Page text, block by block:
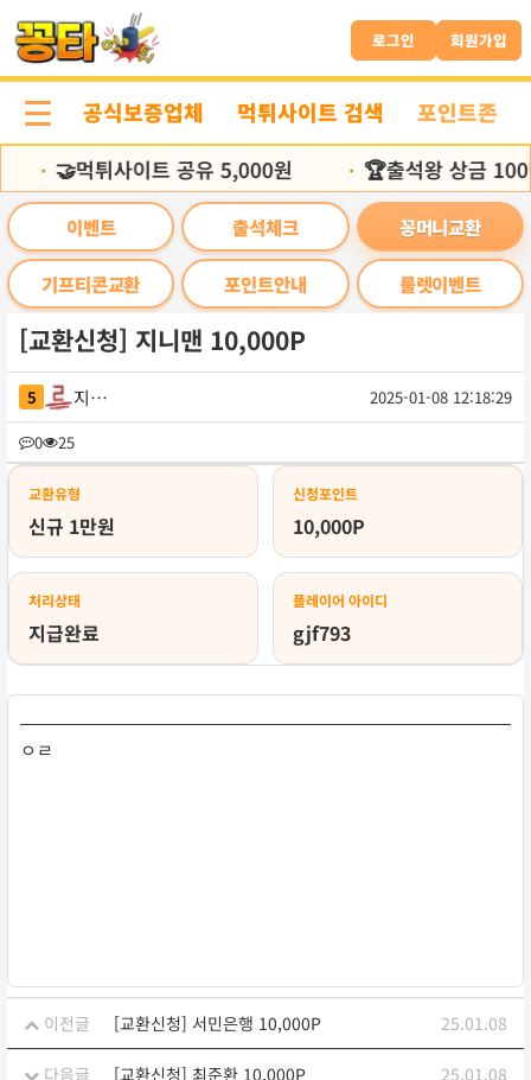
문
로
로그인 회원가입
공식보증업체 먹튀사이트 검색 포인트존
🤝먹튀사이트 공유 5,000원 🏆출석왕 상금 100
이벤트 출석체크 꽁머니교환
기프티콘교환 포인트안내 룰렛이벤트
[교환신청] 지니맨 10,000P
5 지니맨
2025-01-08 12:18:29
0
25
록
교환유형
신규 1만원
신청포인트
10,000P
처리상태
지급완료
플레이어 아이디
gjf793
ㅇㄹ
이전글 [교환신청] 서민은행 10,000P 25.01.08
다음글 [교환신청] 최준환 10,000P 25.01.08